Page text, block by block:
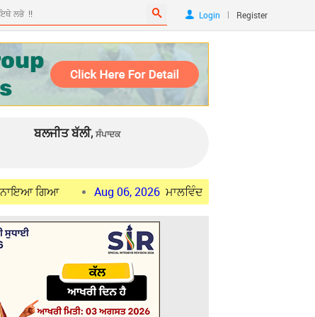
Login | Register
ਬਲਜੀਤ ਬੱਲੀ, ਸੰਪਾਦਕ
Aug 06, 2026 ਮਾਲਵਿੰਦਰ ਸਿੰਘ ਕੰਗ ਨੇ ਕੇਂਦਰੀ ਮੰਤਰੀ ਨਿਤਿਨ